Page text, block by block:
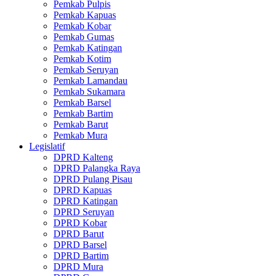
Pemkab Pulpis
Pemkab Kapuas
Pemkab Kobar
Pemkab Gumas
Pemkab Katingan
Pemkab Kotim
Pemkab Seruyan
Pemkab Lamandau
Pemkab Sukamara
Pemkab Barsel
Pemkab Bartim
Pemkab Barut
Pemkab Mura
Legislatif
DPRD Kalteng
DPRD Palangka Raya
DPRD Pulang Pisau
DPRD Kapuas
DPRD Katingan
DPRD Seruyan
DPRD Kobar
DPRD Barut
DPRD Barsel
DPRD Bartim
DPRD Mura